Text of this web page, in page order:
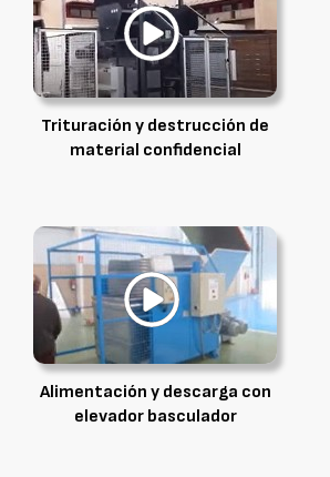
Trituración y destrucción de
material confidencial
Alimentación y descarga con
elevador basculador